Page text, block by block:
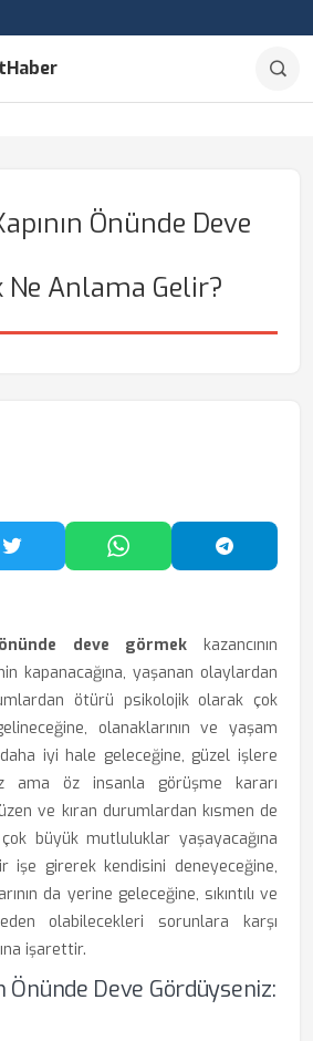
Önünde Deve
Ne Anlama Gelir?
Paylaş
Twitter'da PaylaşWhatsApp'ta Paylaş
deve görmek kazancının
kapanacağına, yaşanan olaylardan
ötürü psikolojik olarak çok
olanaklarının ve yaşam
iyi hale geleceğine, güzel işlere
ama öz insanla görüşme kararı
ve kıran durumlardan kısmen de
büyük mutluluklar yaşayacağına
işe girerek kendisini deneyeceğine,
da yerine geleceğine, sıkıntılı ve
olabilecekleri sorunlara karşı
işarettir.
Önünde Deve Gördüyseniz: